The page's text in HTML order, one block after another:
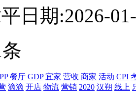
日期:2026-
餐厅 GDP 宜家 营收 商家 活动 CPI
滴滴 开店 物流 营销 2020 汉朔 线上